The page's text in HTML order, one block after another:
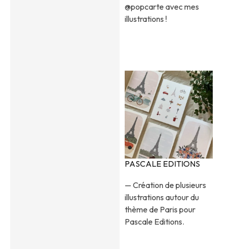
@popcarte avec mes
illustrations !​​​​​​​​
PASCALE EDITIONS
— Création de plusieurs
illustrations autour du
thème de Paris pour
Pascale Editions.